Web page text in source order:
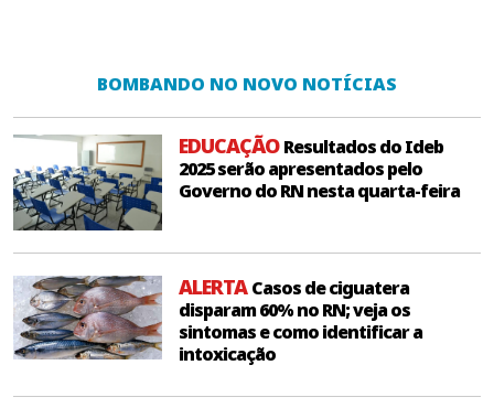
BOMBANDO NO NOVO NOTÍCIAS
EDUCAÇÃOResultados do Ideb
2025 serão apresentados pelo
Governo do RN nesta quarta-feira
ALERTACasos de ciguatera
disparam 60% no RN; veja os
sintomas e como identificar a
intoxicação